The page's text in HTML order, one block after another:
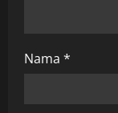
Nama *